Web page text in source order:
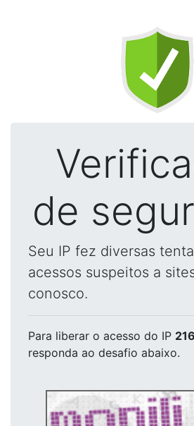
de
Seu IP fez diversas
acessos suspeitos a
conosco.
Para liberar o acesso do IP
responda ao desafio abaixo.